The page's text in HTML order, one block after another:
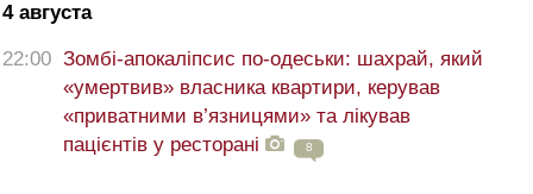
4 августа
22:00 Зомбі-апокаліпсис по-одеськи: шахрай, який
«умертвив» власника квартири, керував
«приватними в’язницями» та лікував
пацієнтів у ресторані
8